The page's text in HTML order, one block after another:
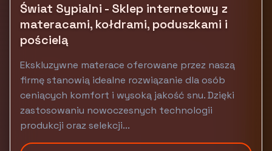
Świat Sypialni - Sklep internetowy z
materacami, kołdrami, poduszkami i
pościelą
Ekskluzywne materace oferowane przez naszą
firmę stanowią idealne rozwiązanie dla osób
ceniących komfort i wysoką jakość snu. Dzięki
zastosowaniu nowoczesnych technologii
produkcji oraz selekcji...